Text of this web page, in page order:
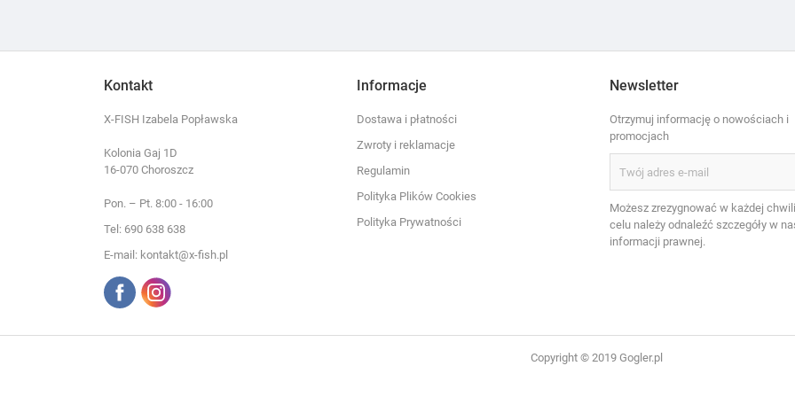
Kontakt
X-FISH Izabela Popławska
Kolonia Gaj 1D
16-070 Choroszcz
Pon. – Pt. 8:00 - 16:00
Tel: 690 638 638
E-mail: kontakt@x-fish.pl
Informacje
Dostawa i płatności
Zwroty i reklamacje
Regulamin
Polityka Plików Cookies
Polityka Prywatności
Newsletter
Otrzymuj informację o nowościach i
promocjach
Możesz zrezygnować w każdej
celu należy odnaleźć szczegóły w
informacji prawnej.
Copyright © 2019 Gogler.pl